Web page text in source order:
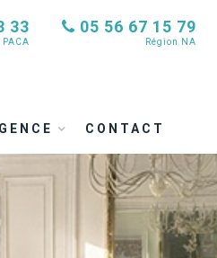
33
PACA
05 56 67 15 79
Région NA
CONTACT